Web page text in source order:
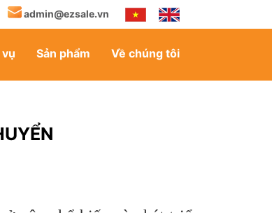
admin@ezsale.vn
Sản phẩm Về chúng tôi